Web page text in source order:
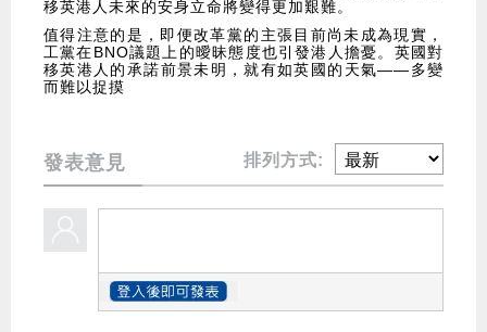
移英港人未來的安身立命將變得更加艱難。
值得注意的是，即便改革黨的主張目前尚未成為現實，
工黨在BNO議題上的曖昧態度也引發港人擔憂。英國對
移英港人的承諾前景未明，就有如英國的天氣——多變
而難以捉摸
發表意見 排列方式: